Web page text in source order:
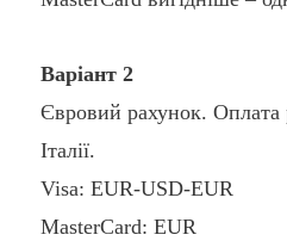
Варіант 2
Євровий рахунок. Оплата
Італії.
Visa: EUR-USD-EUR
MasterCard: EUR